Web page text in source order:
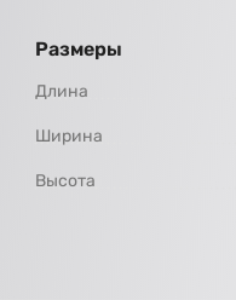
Размеры
Длина
Ширина
Высота